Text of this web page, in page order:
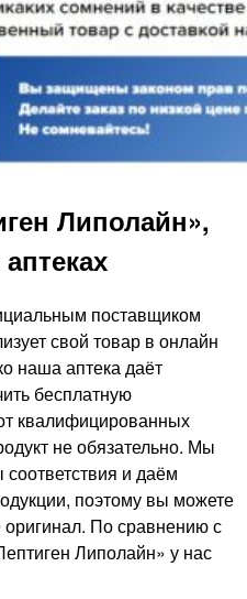
Липолайн»,
поставщиком
свой товар в онлайн
наша аптека даёт
бесплатную
квалифицированных
не обязательно. Мы
и даём
поэтому вы можете
оригинал. По сравнению с
Липолайн» у нас